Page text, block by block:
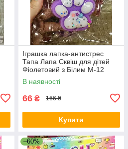
Іграшка лапка-антистрес
Тапа Лапа Сквіш для дітей
Фіолетовий з Білим М-12
В наявності
66 ₴ 166 ₴
Купити
–60%